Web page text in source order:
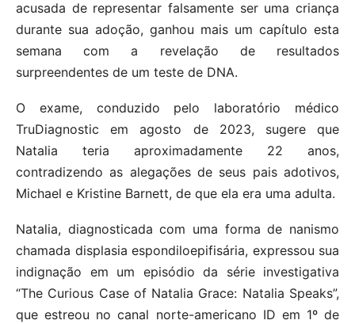
acusada de representar falsamente ser uma criança
durante sua adoção, ganhou mais um capítulo esta
semana com a revelação de resultados
surpreendentes de um teste de DNA.
O exame, conduzido pelo laboratório médico
TruDiagnostic em agosto de 2023, sugere que
Natalia teria aproximadamente 22 anos,
contradizendo as alegações de seus pais adotivos,
Michael e Kristine Barnett, de que ela era uma adulta.
Natalia, diagnosticada com uma forma de nanismo
chamada displasia espondiloepifisária, expressou sua
indignação em um episódio da série investigativa
“The Curious Case of Natalia Grace: Natalia Speaks”,
que estreou no canal norte-americano ID em 1º de